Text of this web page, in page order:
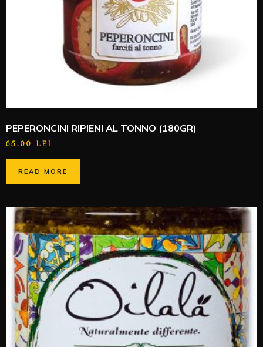
PEPERONCINI RIPIENI AL TONNO (180GR)
65.00 LEI
READ MORE